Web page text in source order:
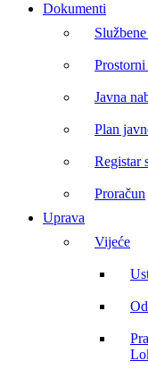
Dokumenti
Javna
Plan
Registar
Proračun
Uprava
Vijeće